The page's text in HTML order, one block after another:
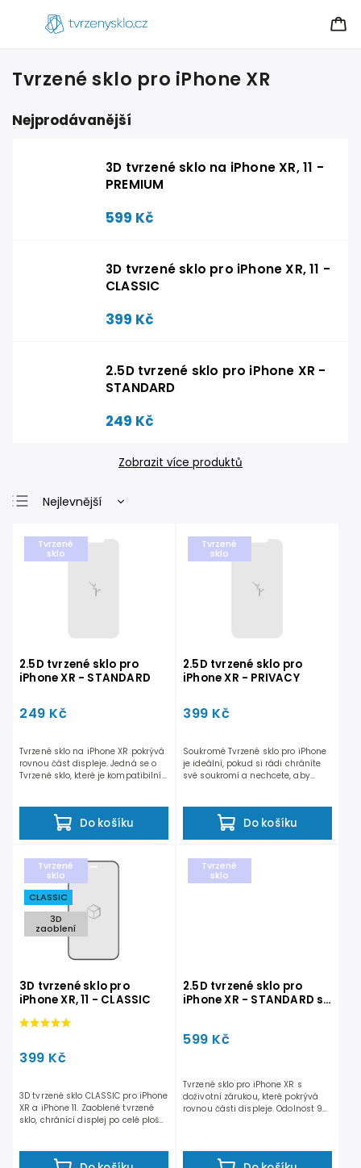
Tvrzené sklo pro iPhone XR
Nejprodávanější
3D tvrzené sklo na iPhone XR, 11 -
PREMIUM
599 Kč
3D tvrzené sklo pro iPhone XR, 11 -
CLASSIC
399 Kč
2.5D tvrzené sklo pro iPhone XR -
STANDARD
249 Kč
Zobrazit více produktů
Nejlevnější
Nejprodávanější
Abecedně
Tvrzené
sklo
2.5D tvrzené sklo pro
iPhone XR - STANDARD
249 Kč
Do košíku
Tvrzené sklo na iPhone XR pokrývá
rovnou část displeje. Jedná se o
Tvrzené sklo, které je kompatibilní
Tvrzené
sklo
2.5D tvrzené sklo pro
iPhone XR - PRIVACY
399 Kč
Do košíku
Soukromé Tvrzené sklo pro iPhone
je ideální, pokud si rádi chráníte
své soukromí a nechcete, aby
Tvrzené
sklo
CLASSIC
3D
zaoblení
3D tvrzené sklo pro
iPhone XR, 11 - CLASSIC
399 Kč
3D tvrzené sklo CLASSIC pro iPhone
XR a iPhone 11. Zaoblené tvrzené
sklo, chránící displej po celé ploše.
Tvrzené
sklo
2.5D tvrzené sklo pro
iPhone XR - STANDARD s
599 Kč
Tvrzené sklo pro iPhone XR s
doživotní zárukou, které pokrývá
rovnou části displeje. Odolnost 9H